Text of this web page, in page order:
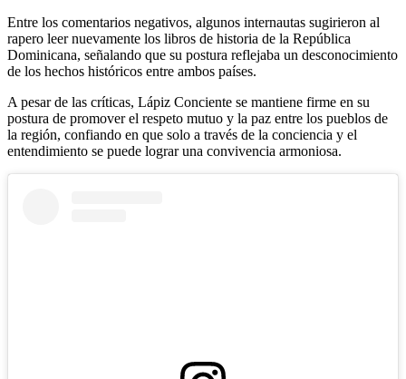
Entre los comentarios negativos, algunos internautas sugirieron al
rapero leer nuevamente los libros de historia de la República
Dominicana, señalando que su postura reflejaba un desconocimiento
de los hechos históricos entre ambos países.
A pesar de las críticas, Lápiz Conciente se mantiene firme en su
postura de promover el respeto mutuo y la paz entre los pueblos de
la región, confiando en que solo a través de la conciencia y el
entendimiento se puede lograr una convivencia armoniosa.